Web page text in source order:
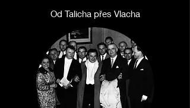
Od Talicha přes Vlacha